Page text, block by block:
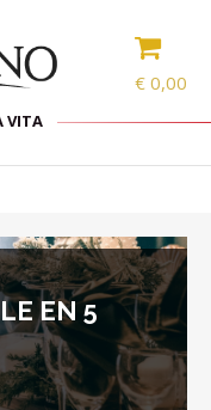
€ 0,00
VITA
EN 5